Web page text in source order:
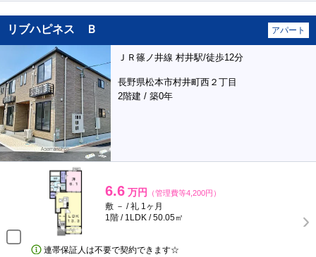
リブハピネス Ｂ アパート
ＪＲ篠ノ井線 村井駅/徒歩12分
長野県松本市村井町西２丁目
2階建 / 築0年
6.6 万円 （管理費等4,200円）
敷 － / 礼 1ヶ月
1階 / 1LDK / 50.05㎡
連帯保証人は不要で契約できます☆